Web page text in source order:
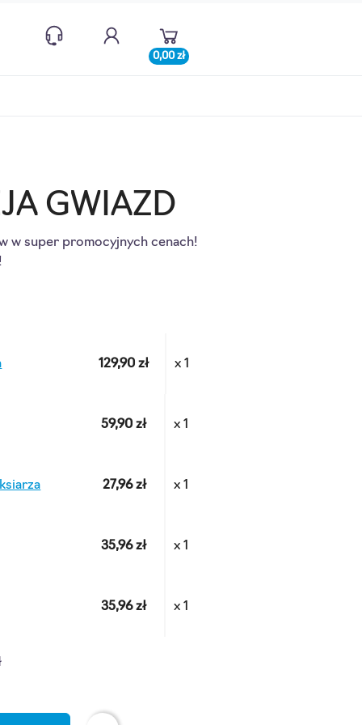
0,00 zł
GWIAZD
w super promocyjnych cenach!
129,90 zł x 1
59,90 zł x 1
27,96 zł x 1
35,96 zł x 1
35,96 zł x 1